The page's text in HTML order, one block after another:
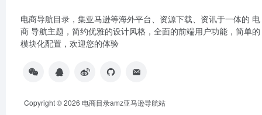
电商导航目录，集亚马逊等海外平台、资源下载、资讯于一体的 电
商 导航主题，简约优雅的设计风格，全面的前端用户功能，简单的
模块化配置，欢迎您的体验
Copyright © 2026 电商目录amz亚马逊导航站